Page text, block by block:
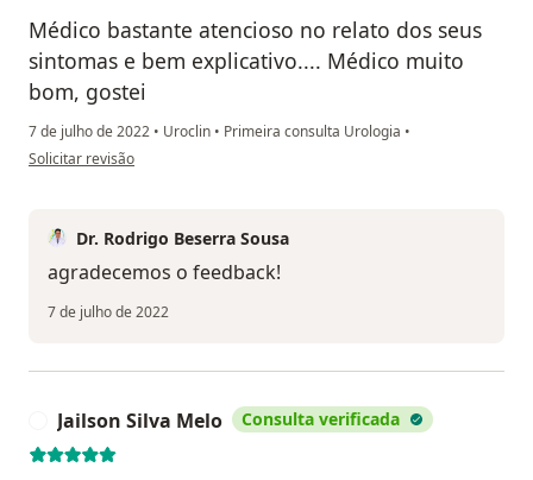
Médico bastante atencioso no relato dos seus
sintomas e bem explicativo.... Médico muito
bom, gostei
7 de julho de 2022 • Uroclin • Primeira consulta Urologia •
na opinião do utilizador Nilson
Solicitar revisão
Dr. Rodrigo Beserra Sousa
agradecemos o feedback!
7 de julho de 2022
Jailson Silva Melo Consulta verificada